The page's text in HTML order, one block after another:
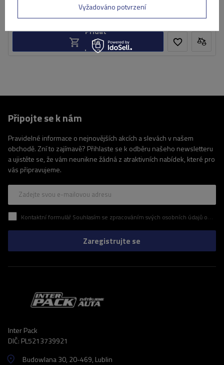
Produkt dostupný ve velkém množství
Již nyní zašleme10. srpna
Přidat
do
košíku
Připojte se k nám
Pravidelné informace o nejnovějších akcích a slevách v našem
obchodě. Zní to zajímavě? Přihlaste se k odběru našeho newsletteru
a ujistěte se, že vám neunikne žádná z atraktivních nabídek, které pro
vás připravujeme.
Zadejte svou e-mailovou adresu
Kontaktní formulář Souhlasím se zpracováním svých osobních údajů obsažených v kontaktním formuláři v souladu s nařízením Evropského parlamentu a Rady (EU)
Zaregistrujte se
Inter Pack
DIČ: PL5213739921
Budowlana 30, 20-469, Lublin
Vyžadováno potvrzení